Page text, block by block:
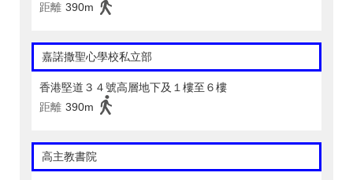
距離 390m
嘉諾撒聖心學校私立部
香港堅道３４號高層地下及１樓至６樓
距離 390m
高主教書院